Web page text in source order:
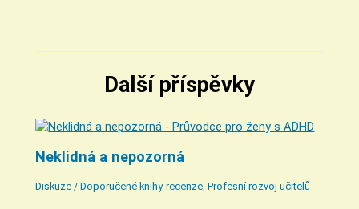
Další příspěvky
Neklidná a nepozorná
Diskuze /Doporučené knihy-recenze,Profesní rozvoj učitelů